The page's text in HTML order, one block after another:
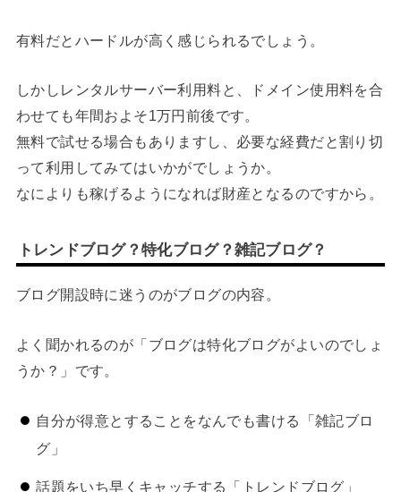
有料だとハードルが高く感じられるでしょう。
しかしレンタルサーバー利用料と、ドメイン使用料を合
わせても年間およそ1万円前後です。
無料で試せる場合もありますし、必要な経費だと割り切
って利用してみてはいかがでしょうか。
なによりも稼げるようになれば財産となるのですから。
トレンドブログ？特化ブログ？雑記ブログ？
ブログ開設時に迷うのがブログの内容。
よく聞かれるのが「ブログは特化ブログがよいのでしょ
うか？」です。
自分が得意とすることをなんでも書ける「雑記ブロ
グ」
話題をいち早くキャッチする「トレンドブログ」